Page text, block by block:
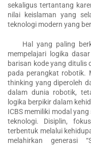
sekaligus tertantang
nilai keislaman yang
teknologi modern yang
Hal yang paling
mempelajari logika
barisan kode yang ditulis
pada perangkat robotik.
thinking yang diperoleh
dalam dunia robotik,
logika berpikir dalam
ICBS memiliki modal
teknologi. Disiplin,
terbentuk melalui
melahirkan generasi